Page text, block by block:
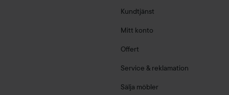
Kundtjänst
Mitt konto
Offert
Service & reklamation
Sälja möbler